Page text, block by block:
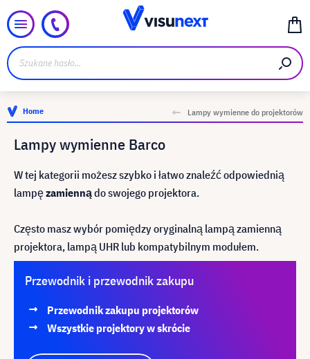
Home Lampy wymienne do projektorów
Lampy wymienne Barco
W tej kategorii możesz szybko i łatwo znaleźć odpowiednią
lampęzamiennądo swojego projektora.
Często masz wybór pomiędzy oryginalną lampą zamienną
projektora, lampą UHR lub kompatybilnym modułem.
Przewodnik i przewodnik zakupu
Przewodnik zakupu projektorów
Wszystkie projektory w skrócie